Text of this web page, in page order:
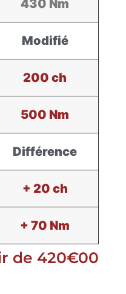
430 Nm
Modifié
200 ch
500 Nm
Différence
+ 20 ch
+ 70 Nm
de 420€00